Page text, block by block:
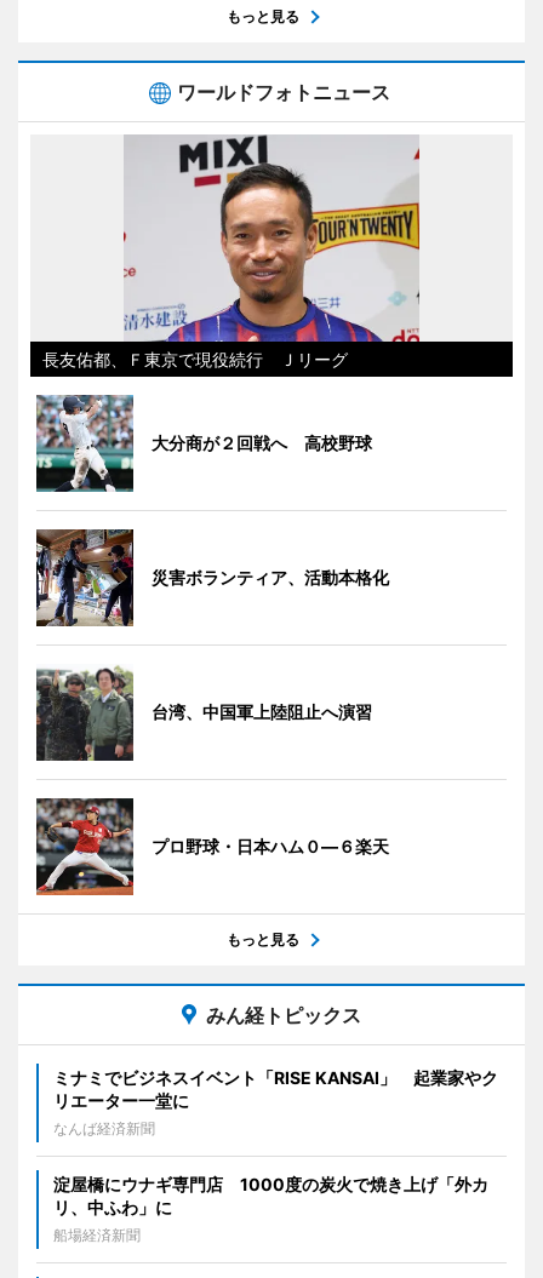
もっと見る
ワールドフォトニュース
長友佑都、Ｆ東京で現役続行 Ｊリーグ
大分商が２回戦へ 高校野球
災害ボランティア、活動本格化
台湾、中国軍上陸阻止へ演習
プロ野球・日本ハム０―６楽天
もっと見る
みん経トピックス
ミナミでビジネスイベント「RISE KANSAI」 起業家やク
リエーター一堂に
なんば経済新聞
淀屋橋にウナギ専門店 1000度の炭火で焼き上げ「外カ
リ、中ふわ」に
船場経済新聞